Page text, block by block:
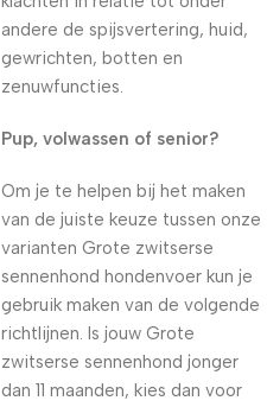
andere de spijsvertering, huid,
gewrichten, botten en
zenuwfuncties.
Pup, volwassen of senior?
Om je te helpen bij het maken
van de juiste keuze tussen onze
varianten Grote zwitserse
sennenhond hondenvoer kun je
gebruik maken van de volgende
richtlijnen. Is jouw Grote
zwitserse sennenhond jonger
dan 11 maanden, kies dan voor